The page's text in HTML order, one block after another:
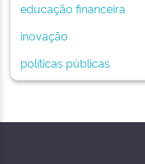
educação financeira
inovação
políticas públicas